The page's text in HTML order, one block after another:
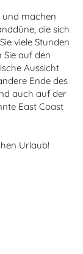
und machen
die sich
viele Stunden
Sie auf den
Aussicht
Ende des
auch auf der
East Coast
Urlaub!